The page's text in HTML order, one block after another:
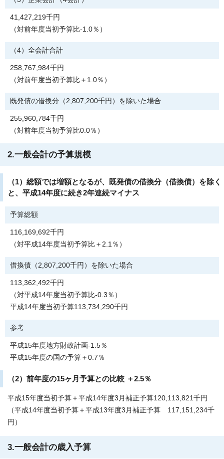
41,427,219千円
（対前年度当初予算比-1.0％）
（4）全会計合計
258,767,984千円
（対前年度当初予算比＋1.0％）
既発債の借換分（2,807,200千円）を除いた場合
255,960,784千円
（対前年度当初予算比0.0％）
2.一般会計の予算規模
（1）総額では増額となるが、既発債の借換分（借換債）を除く
と、平成14年度に続き2年連続マイナス
予算総額
116,169,692千円
（対平成14年度当初予算比＋2.1％）
借換債（2,807,200千円）を除いた場合
113,362,492千円
（対平成14年度当初予算比-0.3％）
平成14年度当初予算113,734,290千円
参考
平成15年度地方財政計画-1.5％
平成15年度の国の予算＋0.7％
（2）前年度の15ヶ月予算との比較 ＋2.5％
平成15年度当初予算＋平成14年度3月補正予算120,113,821千円
（平成14年度当初予算＋平成13年度3月補正予算 117,151,234千
円）
3.一般会計の歳入予算